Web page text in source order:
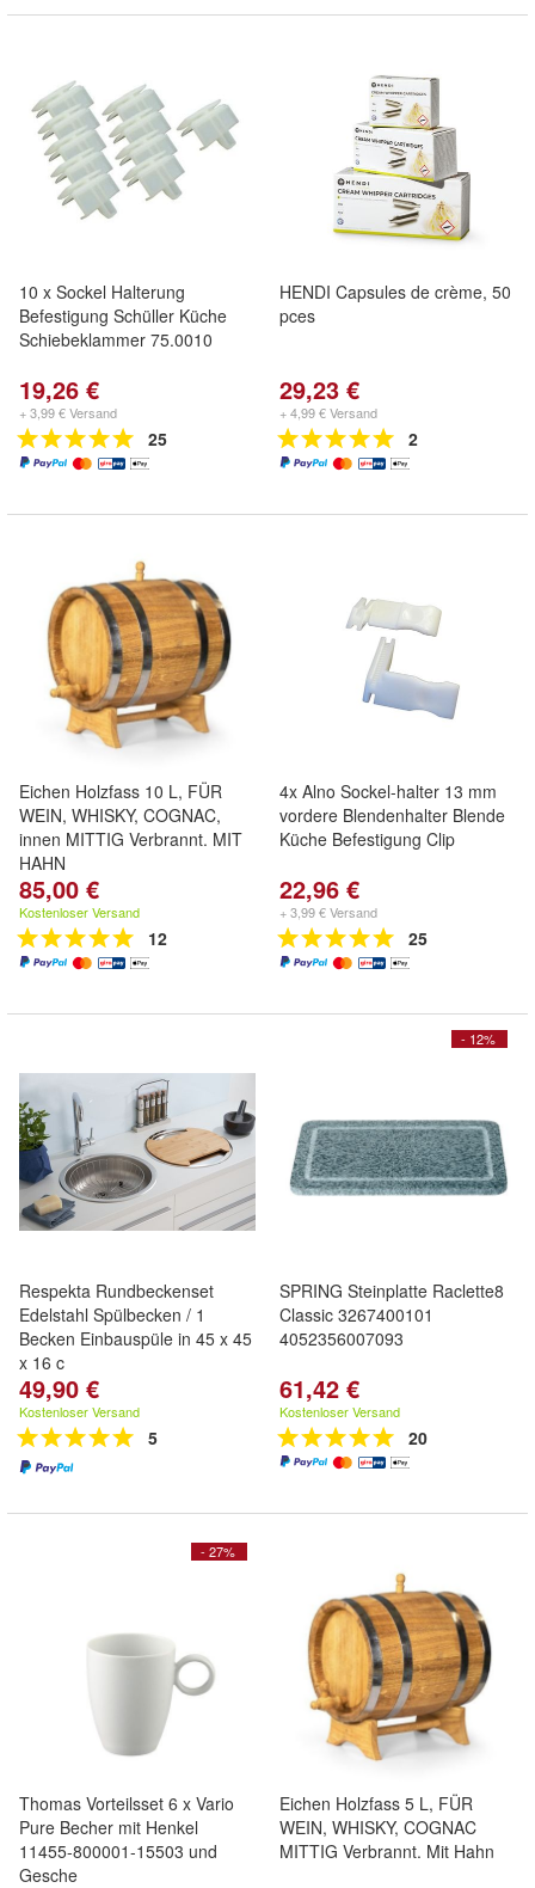
10 x Sockel Halterung
Befestigung Schüller Küche
Schiebeklammer 75.0010
19,26 €
+ 3,99 € Versand
25
HENDI Capsules de crème, 50
pces
29,23 €
+ 4,99 € Versand
2
Eichen Holzfass 10 L, FÜR
WEIN, WHISKY, COGNAC,
innen MITTIG Verbrannt. MIT
HAHN
85,00 €
Kostenloser Versand
12
4x Alno Sockel-halter 13 mm
vordere Blendenhalter Blende
Küche Befestigung Clip
22,96 €
+ 3,99 € Versand
25
Respekta Rundbeckenset
Edelstahl Spülbecken / 1
Becken Einbauspüle in 45 x 45
x 16 c
49,90 €
Kostenloser Versand
5
- 12%
SPRING Steinplatte Raclette8
Classic 3267400101
4052356007093
61,42 €
Kostenloser Versand
20
- 27%
Thomas Vorteilsset 6 x Vario
Pure Becher mit Henkel
11455-800001-15503 und
Gesche
Eichen Holzfass 5 L, FÜR
WEIN, WHISKY, COGNAC
MITTIG Verbrannt. Mit Hahn